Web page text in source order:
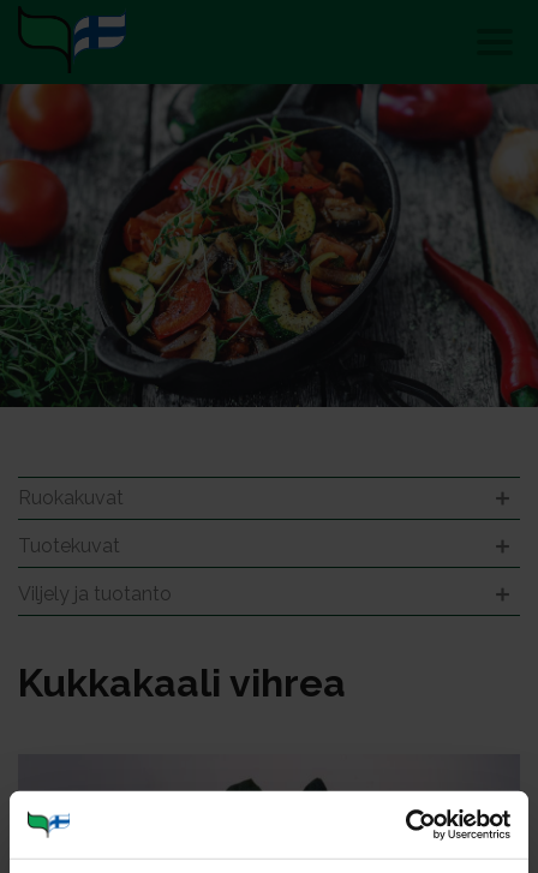
Ruokakuvat
Tuotekuvat
Viljely ja tuotanto
Kuk­ka­kaa­li vih­rea